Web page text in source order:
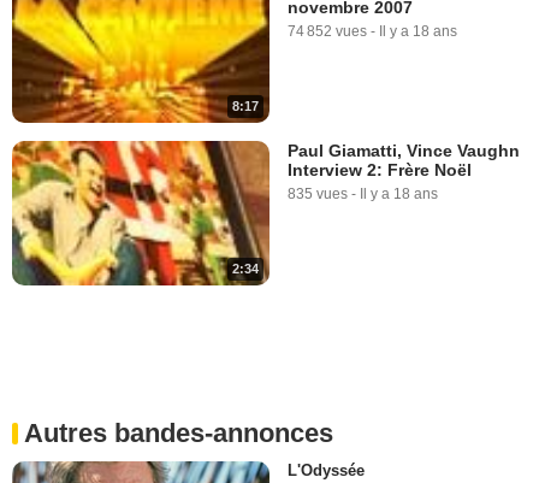
8:17
novembre 2007
74 852 vues - Il y a 18 ans
2:34
Paul Giamatti, Vince Vaughn
Interview 2: Frère Noël
835 vues - Il y a 18 ans
Autres bandes-annonces
L'Odyssée